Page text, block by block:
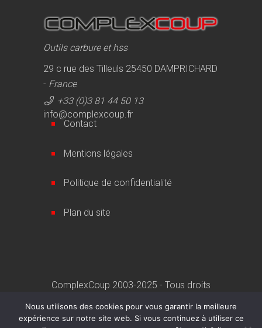
Outils carbure et hss
29 c rue des Tilleuls 25450 DAMPRICHARD
- France
+33 (0)3 81 44 50 13
info@complexcoup.fr
Contact
Mentions légales
Politique de confidentialité
Plan du site
ComplexCoup 2003-2025 - Tous droits
Nous utilisons des cookies pour vous garantir la meilleure
expérience sur notre site web. Si vous continuez à utiliser ce